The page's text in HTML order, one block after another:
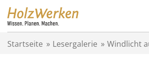
Startseite » Lesergalerie » Windlicht